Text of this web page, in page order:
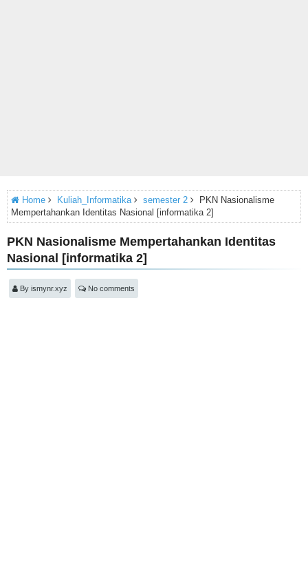
Home Kuliah_Informatika semester 2
PKN Nasionalisme
Mempertahankan Identitas Nasional [informatika 2]
PKN Nasionalisme Mempertahankan Identitas
Nasional [informatika 2]
By ismynr.xyz No comments